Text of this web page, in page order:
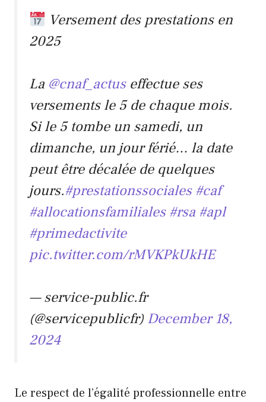
Versement des prestations en
2025
La @cnaf_actuseffectue ses
versements le 5 de chaque mois.
Si le 5 tombe un samedi, un
dimanche, un jour férié… la date
peut être décalée de quelques
jours.#prestationssociales #caf
#allocationsfamiliales #rsa #apl
#primedactivite
pic.twitter.com/rMVKPkUkHE
— service-public.fr
(@servicepublicfr)December 18,
2024
Le respect de l’égalité professionnelle entre